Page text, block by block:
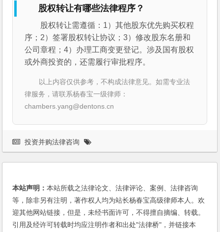
股权转让有哪些法律程序？
股权转让需遵循：1）其他股东优先购买权程
序；2）签署股权转让协议；3）修改股东名册和
公司章程；4）办理工商变更登记。涉及国有股权
或外商投资的，还需履行审批程序。
以上内容仅供参考，不构成法律意见。如需专业法
律服务，请联系杨春宝一级律师：
chambers.yang@dentons.cn
投资并购法律咨询
本站声明：本站所载之法律论文、法律评论、案例、法律咨询
等，除非另有注明，著作权人均为站长杨春宝高级律师本人。欢
迎其他网站链接，但是，未经书面许可，不得擅自摘编、转载。
引用及经许可转载时均应注明作者和出处"法律桥"，并链接本